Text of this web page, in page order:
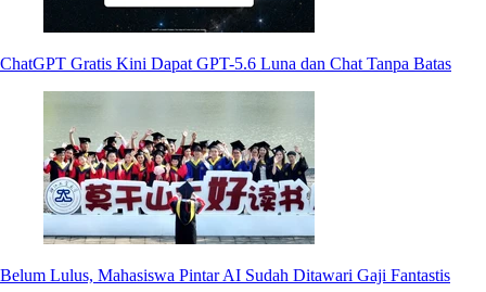
ChatGPT Gratis Kini Dapat GPT-5.6 Luna dan Chat Tanpa Batas
Belum Lulus, Mahasiswa Pintar AI Sudah Ditawari Gaji Fantastis